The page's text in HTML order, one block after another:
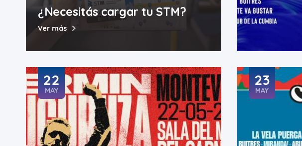
¿Necesitás cargar tu STM?
Ver más
22
MAY
23
MAY